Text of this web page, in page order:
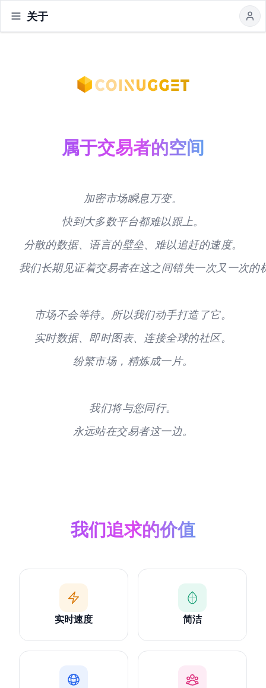
关于
属于交易者的空间
加密市场瞬息万变。
快到大多数平台都难以跟上。
分散的数据、语言的壁垒、难以追赶的速度。
我们长期见证着交易者在这之间错失一次又一次的
市场不会等待。所以我们动手打造了它。
实时数据、即时图表、连接全球的社区。
纷繁市场，精炼成一片。
我们将与您同行。
永远站在交易者这一边。
我们追求的价值
实时速度 简洁